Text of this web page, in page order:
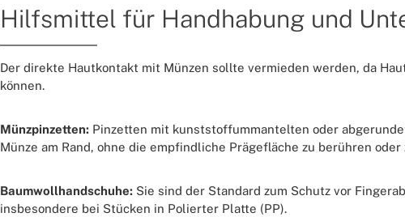
Hilfsmittel für Handhabung und
Der direkte Hautkontakt mit Münzen sollte vermieden werden, da
können.
Münzpinzetten: Pinzetten mit kunststoffummantelten oder
Münze am Rand, ohne die empfindliche Prägefläche zu berühren oder
Baumwollhandschuhe: Sie sind der Standard zum Schutz vor
insbesondere bei Stücken in Polierter Platte (PP).